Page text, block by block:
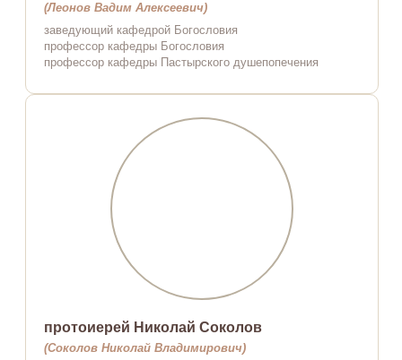
(Леонов Вадим Алексеевич)
заведующий кафедрой Богословия
профессор кафедры Богословия
профессор кафедры Пастырского душепопечения
протоиерей Николай Соколов
(Соколов Николай Владимирович)